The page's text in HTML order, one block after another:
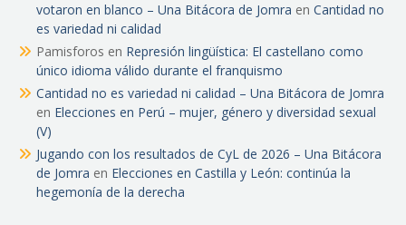
votaron en blanco – Una Bitácora de Jomra en Cantidad no
es variedad ni calidad
Pamisforos en Represión lingüística: El castellano como
único idioma válido durante el franquismo
Cantidad no es variedad ni calidad – Una Bitácora de Jomra
en Elecciones en Perú – mujer, género y diversidad sexual
(V)
Jugando con los resultados de CyL de 2026 – Una Bitácora
de Jomra en Elecciones en Castilla y León: continúa la
hegemonía de la derecha